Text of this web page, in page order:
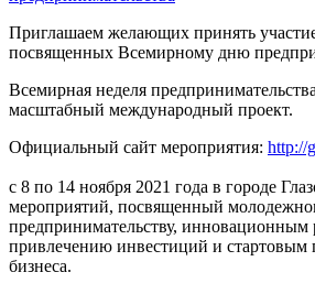
Приглашаем желающих принять
посвященных Всемирному дню
Всемирная неделя
масштабный международный проект.
Официальный сайт мероприятия: http://
с 8 по 14 ноября 2021 года в городе
мероприятий, посвященный
предпринимательству, инновационным
привлечению инвестиций и стартовым
бизнеса.